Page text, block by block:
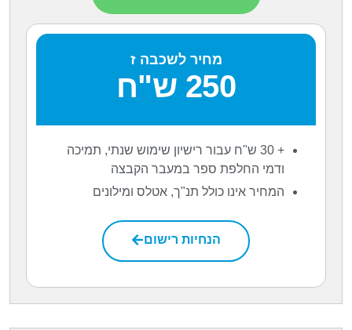
מחיר לשכבה ז
250 ש"ח
+ 30 ש"ח עבור רישיון שימוש שנתי, תמיכה
ודמי החלפת ספר במעבר הקבצה
המחיר אינו כולל תנ"ך, אטלס ומילונים
הנחיות רישום